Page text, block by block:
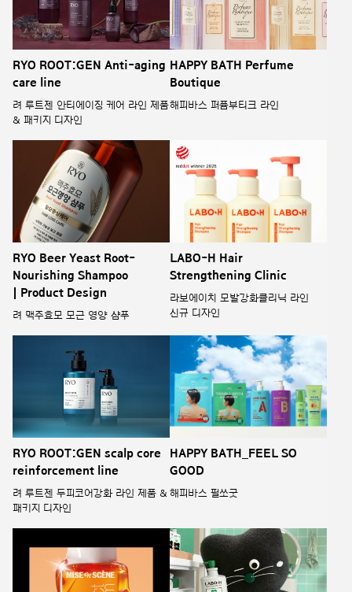
RYO ROOT:GEN Anti-aging
care line
려 루트젠 안티에이징 케어 라인 제품
& 패키지 디자인
HAPPY BATH Perfume
Boutique
해피바스 퍼퓸부티크 라인
RYO Beer Yeast Root-
Nourishing Shampoo
| Product Design
려 맥주효모 모근 영양 샴푸
LABO-H Hair
Strengthening Clinic
라보에이치 모발강화클리닉 라인
신규 디자인
RYO ROOT:GEN scalp core
reinforcement line
려 루트젠 두피코어강화 라인 제품 &
패키지 디자인
HAPPY BATH_FEEL SO
GOOD
해피바스 필쏘굿